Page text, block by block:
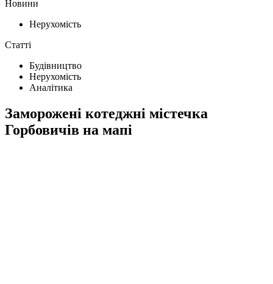
Новини
Нерухомість
Статті
Будівництво
Нерухомість
Аналітика
Заморожені котеджні містечка
Горбовичів на мапі